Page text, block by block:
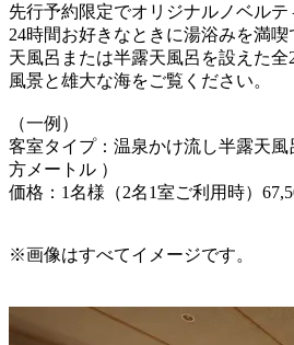
先行予約限定でオリジナルノベルテ
24時間お好きなときに湯浴みを満
天風呂または半露天風呂を設えた
風景と雄大な海をご覧ください。
（一例）
客室タイプ：温泉かけ流し半露天風
方メートル ）
価格：1名様（2名1室ご利用時）
※画像はすべてイメージです。